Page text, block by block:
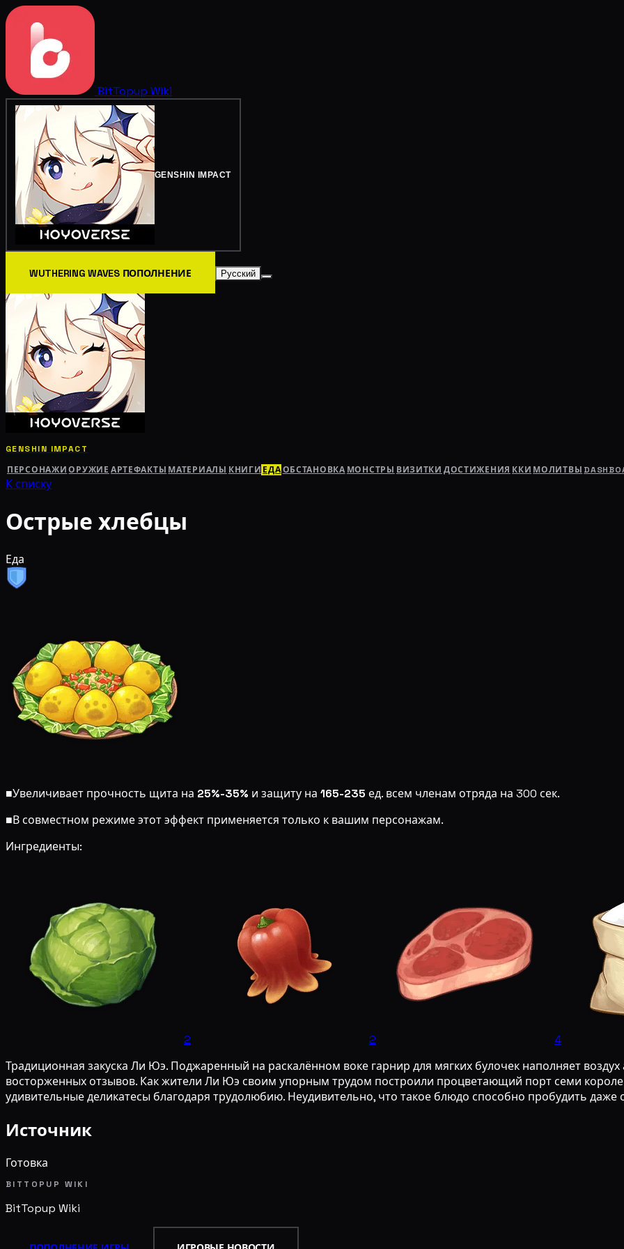
BitTopup Wiki
GENSHIN IMPACT
WUTHERING WAVES ПОПОЛНЕНИЕ Русский
GENSHIN IMPACT
ПЕРСОНАЖИ ОРУЖИЕ АРТЕФАКТЫ МАТЕРИАЛЫ КНИГИ ЕДАОБСТАНОВКА МОНСТРЫ ВИЗИТКИ ДОСТИЖЕНИЯ ККИ МОЛИТВЫ
К списку
Острые хлебцы
Еда
■Увеличивает прочность щита на 25%-35% и защиту на 165-235 ед. всем членам отряда на 300 сек.
■В совместном режиме этот эффект применяется только к вашим персонажам.
Ингредиенты:
2 2 4
Традиционная закуска Ли Юэ. Поджаренный на раскалённом воке гарнир для мягких булочек наполняет
восторженных отзывов. Как жители Ли Юэ своим упорным трудом построили процветающий порт семи
удивительные деликатесы благодаря трудолюбию. Неудивительно, что такое блюдо способно пробудить даже
Источник
Готовка
BITTOPUP WIKI
BitTopup Wiki